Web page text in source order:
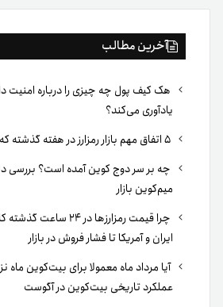
آخرین مطالب
هک کیف پول چه چیزی را درباره امنیت
یادآوری می‌کند؟
چه بر سر دوج کوین آمده است؟ بررسی
میم‌کوین بازار
چرا قیمت رمزارزها در
ایران و آمریکا تا فشار فروش در بازار
آیا مرداد ماه معمولا برای بیت‌کوین
عملکرد تاریخی بیت‌کوین در آگوست